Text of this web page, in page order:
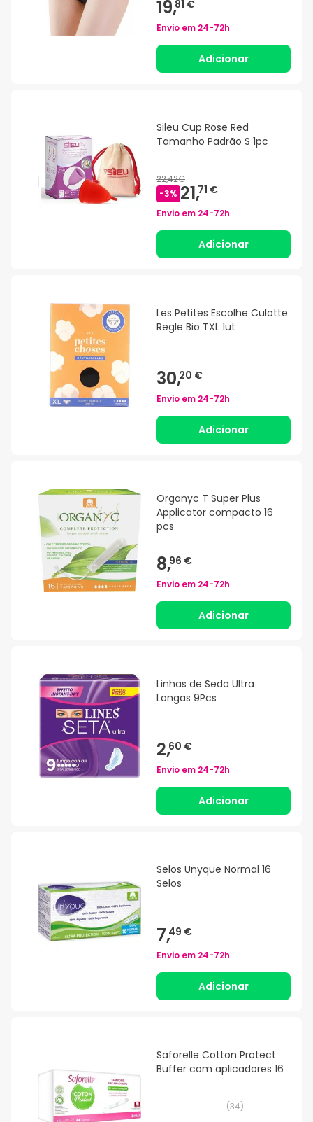
19,81 €
Envio em 24-72h
Adicionar
Sileu Cup Rose Red
Tamanho Padrão S 1pc
22,42€
-3% 21,71 €
Envio em 24-72h
Adicionar
Les Petites Escolhe Culotte
Regle Bio TXL 1ut
30,20 €
Envio em 24-72h
Adicionar
Organyc T Super Plus
Applicator compacto 16
pcs
8,96 €
Envio em 24-72h
Adicionar
Linhas de Seda Ultra
Longas 9Pcs
2,60 €
Envio em 24-72h
Adicionar
Selos Unyque Normal 16
Selos
7,49 €
Envio em 24-72h
Adicionar
Saforelle Cotton Protect
Buffer com aplicadores 16
(34)